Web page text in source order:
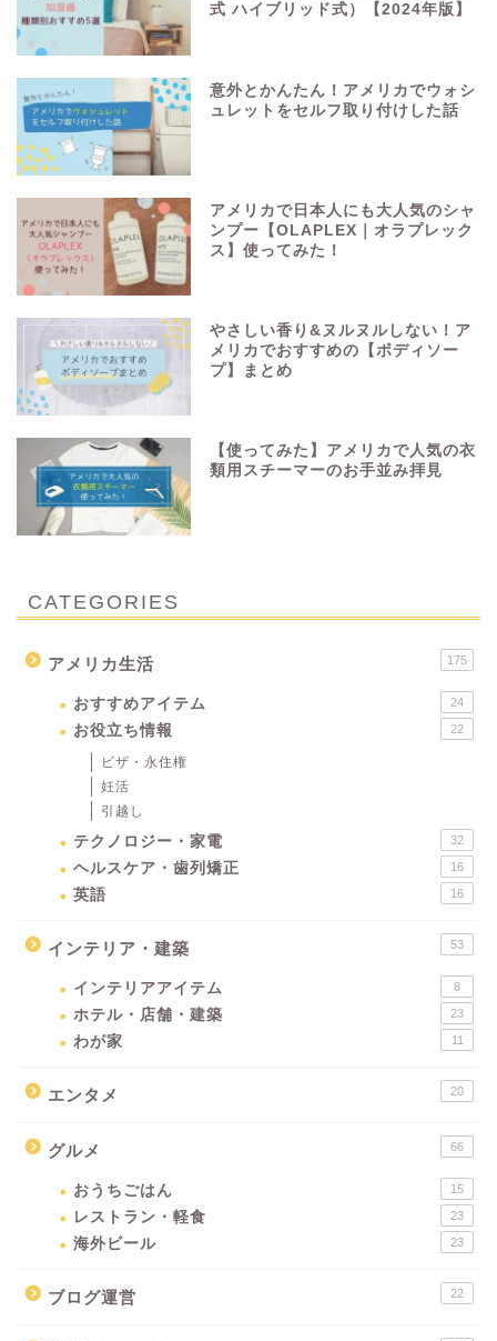
式 ハイブリッド式）【2024年版】
意外とかんたん！アメリカでウォシ
ュレットをセルフ取り付けした話
アメリカで日本人にも大人気のシャ
ンプー【OLAPLEX｜オラプレック
ス】使ってみた！
やさしい香り&ヌルヌルしない！ア
メリカでおすすめの【ボディソー
プ】まとめ
【使ってみた】アメリカで人気の衣
類用スチーマーのお手並み拝見
CATEGORIES
アメリカ生活 175
おすすめアイテム 24
お役立ち情報 22
ビザ・永住権
妊活
引越し
テクノロジー・家電 32
ヘルスケア・歯列矯正 16
英語 16
インテリア・建築 53
インテリアアイテム 8
ホテル・店舗・建築 23
わが家 11
エンタメ 20
グルメ 66
おうちごはん 15
レストラン・軽食 23
海外ビール 23
ブログ運営 22